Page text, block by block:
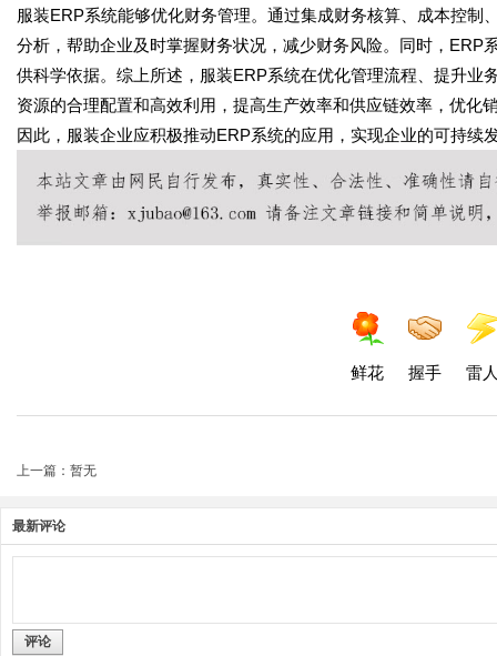
服装ERP系统能够优化财务管理。通过集成财务核算、成本控
分析，帮助企业及时掌握财务状况，减少财务风险。同时，
供科学依据。综上所述，服装ERP系统在优化管理流程、提升
资源的合理配置和高效利用，提高生产效率和供应链效率，优
因此，服装企业应积极推动ERP系统的应用，实现企业的可持续
鲜花 握手 雷
上一篇：暂无
最新评论
评论